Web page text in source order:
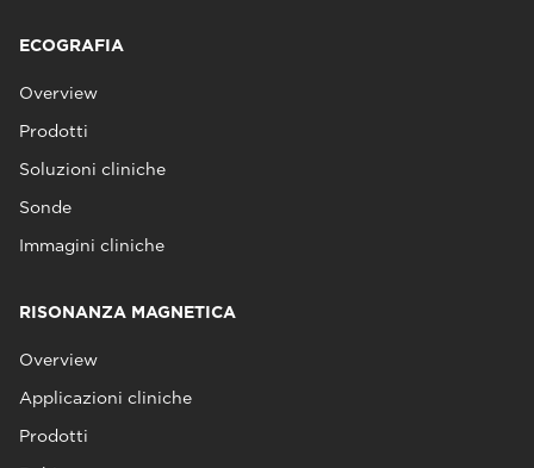
ECOGRAFIA
Overview
Prodotti
Soluzioni cliniche
Sonde
Immagini cliniche
RISONANZA MAGNETICA
Overview
Applicazioni cliniche
Prodotti